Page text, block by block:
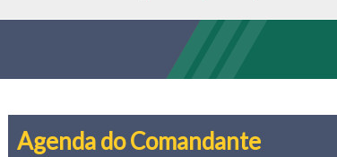
Agenda do Comandante